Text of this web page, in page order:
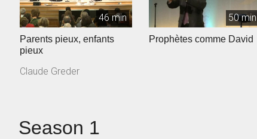
46 min
Parents pieux, enfants
pieux
Claude Greder
50 min
Prophètes comme David
Season 1